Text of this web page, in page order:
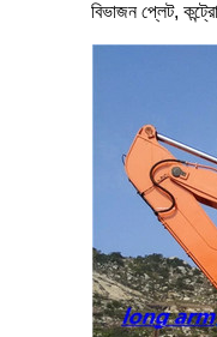
বিভাজন প্লেট,